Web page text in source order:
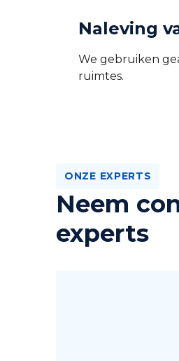
Naleving
We gebruiken
ruimtes.
ONZE EXPERTS
Neem
experts